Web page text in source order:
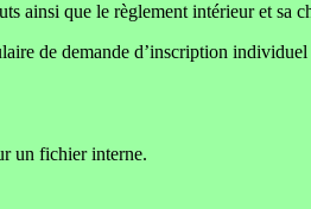
ainsi que le règlement intérieur et sa
de demande d’inscription
un fichier interne.